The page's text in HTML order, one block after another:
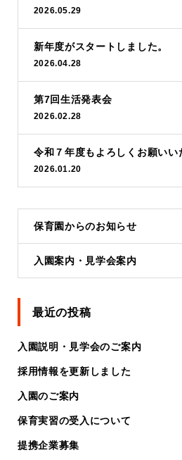
2026.05.29
新年度がスタートしました。
2026.04.28
第7回生活発表会
2026.02.28
令和７年度もよろしくお願いい
2026.01.20
保育園からのお知らせ
入園案内・見学会案内
最近の投稿
入園説明・見学会のご案内
採用情報を更新しました
入園のご案内
保育実習の受入について
提携企業募集